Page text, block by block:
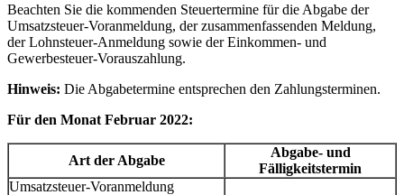
Beachten Sie die kommenden Steuertermine für die Abgabe der
Umsatzsteuer-Voranmeldung, der zusammenfassenden Meldung,
der Lohnsteuer-Anmeldung sowie der Einkommen- und
Gewerbesteuer-Vorauszahlung.
Hinweis: Die Abgabetermine entsprechen den Zahlungsterminen.
Für den Monat Februar 2022:
Art der Abgabe
Abgabe- und
Fälligkeitstermin
Umsatzsteuer-Voranmeldung